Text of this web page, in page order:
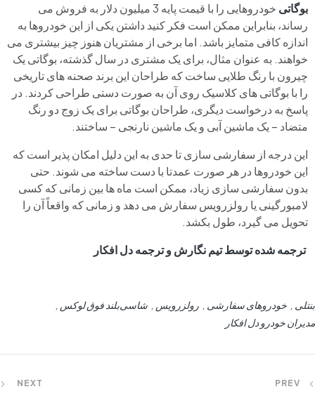
بوگاتی
خودروهایی را با قیمت پایه 3 میلیون دلار به فروش می
رساند، بنابراین ممکن است فکر کنید داشتن یکی از این خودروها به
اندازه کافی متمایز باشد. اما برخی از مشتریان هنوز چیز بیشتری می
خواهند. به عنوان مثال، برای یک مشتری در سال گذشته، بوگاتی یک
چیرون با رنگ طلایی ساخت که طراحان این برند صحنه های تاریخی
را با بوگاتی های کلاسیک روی آن به صورت دستی طراحی کردند. در
پاسخ به درخواست دیگری، طراحان بوگاتی برای یک زوج دو رنگ
متضاد – یک ماشین آبی و یک ماشین نارنجی – ساختند.
این درجه از سفارشی سازی تا حدی به این دلیل امکان پذیر است که
این خودروها در هر صورت عمدتا با دست ساخته می شوند. حتی
بدون سفارشی سازی زیاد، ممکن است ماه ها بین زمانی که کسی
لامبورگینی یا رولزرویس سفارش می دهد و زمانی که واقعاً آن را
تحویل می گیرد، طول بکشد.
ترجمه شده توسط تیم نگارش و ترجمه دل افکار
بنتلی خودروهای سفارشی رولزرویس
شاسی‌بلند فوق لوکس
مدیران خودرو دل افکار
PREV
NEXT